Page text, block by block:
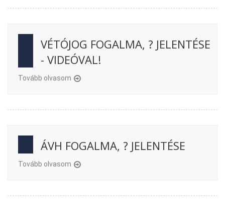
VÉTÓJOG FOGALMA, ? JELENTÉSE
- VIDEÓVAL!
Tovább olvasom
ÁVH FOGALMA, ? JELENTÉSE
Tovább olvasom